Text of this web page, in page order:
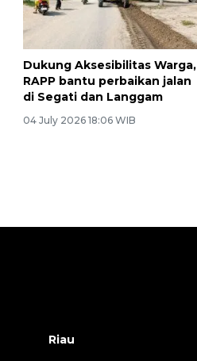
Dukung Aksesibilitas Warga,
RAPP bantu perbaikan jalan
di Segati dan Langgam
04 July 2026 18:06 WIB
Riau